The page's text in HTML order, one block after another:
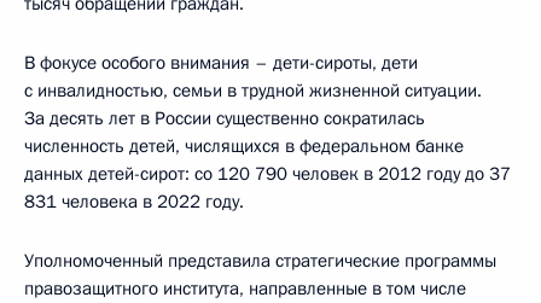
В фокусе особого внимания – дети-сироты, дети
с инвалидностью, семьи в трудной жизненной ситуации.
За десять лет в России существенно сократилась
численность детей, числящихся в федеральном банке
данных детей-сирот: со 120 790 человек в 2012 году до 37
831 человека в 2022 году.
Уполномоченный представила стратегические программы
правозащитного института, направленные в том числе